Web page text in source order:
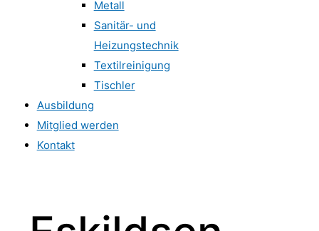
Metall
Sanitär- und
Heizungstechnik
Textilreinigung
Tischler
Ausbildung
Mitglied werden
Kontakt